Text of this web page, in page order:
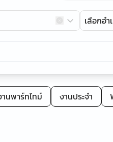
เลือกอำ
นพาร์ทไทม์ งานประจำ